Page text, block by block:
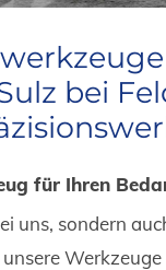
bei
für Ihren
uns, sondern